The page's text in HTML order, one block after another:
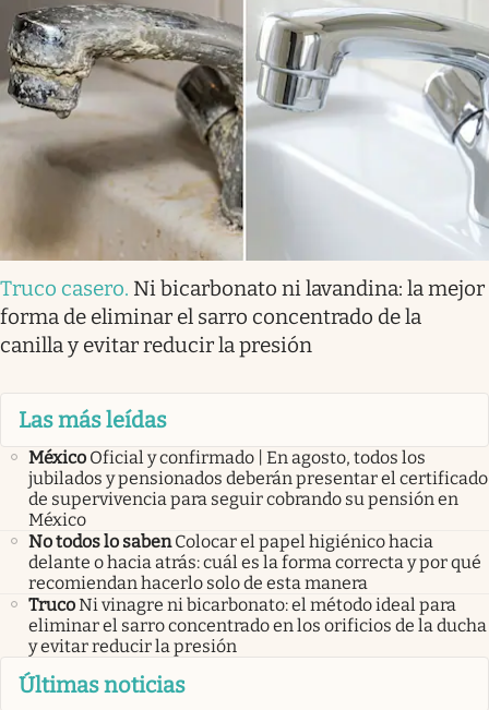
Truco casero. Ni bicarbonato ni lavandina: la mejor
forma de eliminar el sarro concentrado de la
canilla y evitar reducir la presión
Las más leídas
México Oficial y confirmado | En agosto, todos los
jubilados y pensionados deberán presentar el certificado
de supervivencia para seguir cobrando su pensión en
México
No todos lo saben Colocar el papel higiénico hacia
delante o hacia atrás: cuál es la forma correcta y por qué
recomiendan hacerlo solo de esta manera
TrucoNi vinagre ni bicarbonato: el método ideal para
eliminar el sarro concentrado en los orificios de la ducha
y evitar reducir la presión
Últimas noticias